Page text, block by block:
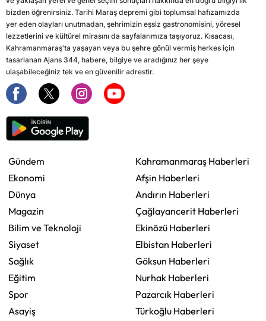
bizden öğrenirsiniz. Tarihi Maraş depremi gibi toplumsal hafızamızda
yer eden olayları unutmadan, şehrimizin eşsiz gastronomisini, yöresel
lezzetlerini ve kültürel mirasını da sayfalarımıza taşıyoruz. Kısacası,
Kahramanmaraş'ta yaşayan veya bu şehre gönül vermiş herkes için
tasarlanan Ajans 344, habere, bilgiye ve aradığınız her şeye
ulaşabileceğiniz tek ve en güvenilir adrestir.
Gündem
Ekonomi
Dünya
Magazin
Bilim ve Teknoloji
Siyaset
Sağlık
Eğitim
Spor
Asayiş
Kahramanmaraş Haberleri
Afşin Haberleri
Andırın Haberleri
Çağlayancerit Haberleri
Ekinözü Haberleri
Elbistan Haberleri
Göksun Haberleri
Nurhak Haberleri
Pazarcık Haberleri
Türkoğlu Haberleri